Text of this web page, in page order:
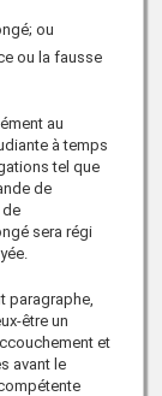
ou
ou la fausse
au
à temps
tel que
de
de
sera régi
paragraphe,
être un
et
avant le